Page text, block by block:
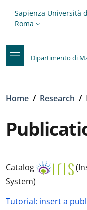
Top-
Slim top
Sapienza Università
Roma
Dipartimento di
Breadcrumb
Home / Research /
Catalog
System)
Tutorial: insert a